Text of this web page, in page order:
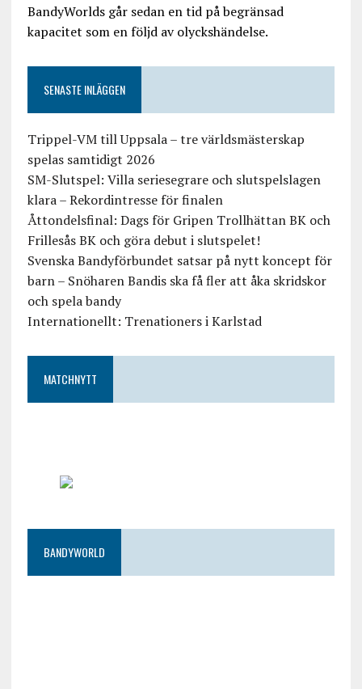
BandyWorlds går sedan en tid på begränsad
kapacitet som en följd av olyckshändelse.
SENASTE INLÄGGEN
Trippel-VM till Uppsala – tre världsmästerskap
spelas samtidigt 2026
SM-Slutspel: Villa seriesegrare och slutspelslagen
klara – Rekordintresse för finalen
Åttondelsfinal: Dags för Gripen Trollhättan BK och
Frillesås BK och göra debut i slutspelet!
Svenska Bandyförbundet satsar på nytt koncept för
barn – Snöharen Bandis ska få fler att åka skridskor
och spela bandy
Internationellt: Trenationers i Karlstad
MATCHNYTT
BANDYWORLD